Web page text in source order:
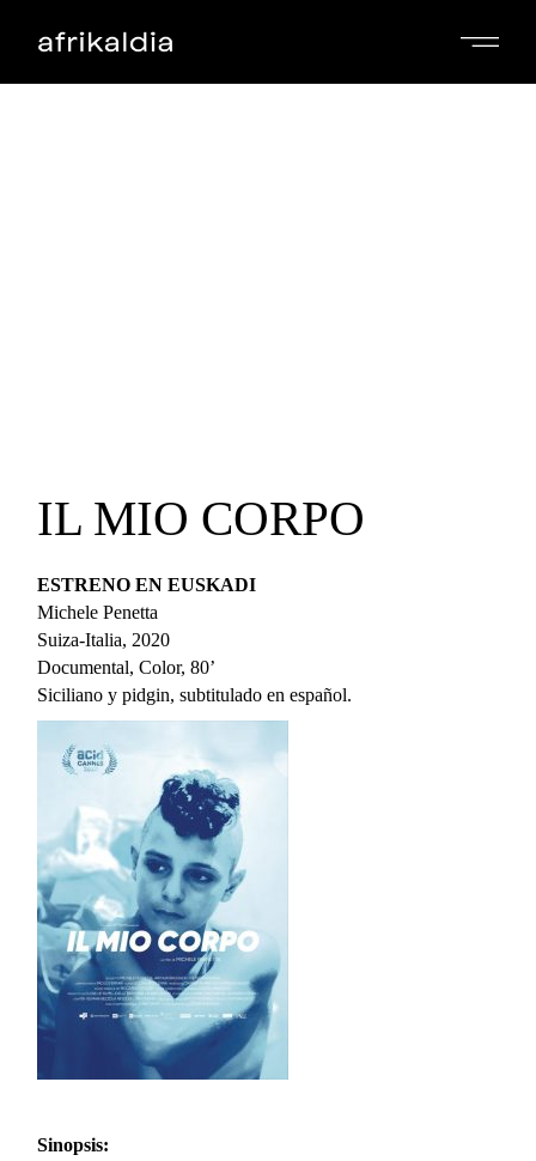
IL MIO CORPO
ESTRENO EN EUSKADI
Michele Penetta
Suiza-Italia, 2020
Documental, Color, 80’
Siciliano y pidgin, subtitulado en español.
Sinopsis: